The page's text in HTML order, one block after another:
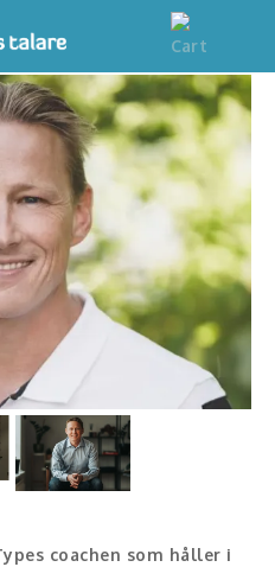
coachen som håller i